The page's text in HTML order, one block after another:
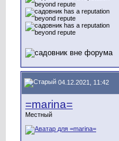
04.12.2021, 11:42
=marina=
Местный